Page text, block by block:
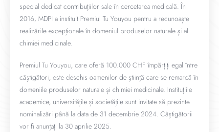
special dedicat contribuțiilor sale în cercetarea medicală. În
2016, MDPI a instituit Premiul Tu Youyou pentru a recunoaște
realizările excepționale în domeniul produselor naturale și al
chimiei medicinale.
Premiul Tu Youyou, care oferă 100.000 CHF împărțiți egal între
câștigători, este deschis oamenilor de știință care se remarcă în
domeniile produselor naturale și chimiei medicinale. Instituțiile
academice, universitățile și societățile sunt invitate să prezinte
nominalizări până la data de 31 decembrie 2024. Câștigătorii
vor fi anunțați la 30 aprilie 2025.